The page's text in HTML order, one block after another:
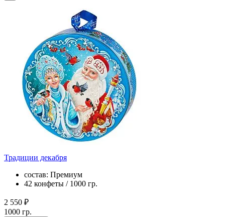
Традиции декабря
состав: Премиум
42 конфеты / 1000 гр.
2 550 ₽
1000 гр.